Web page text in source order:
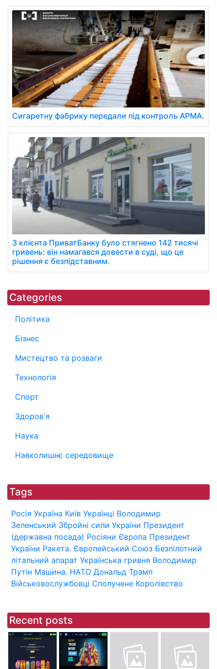
Сигаретну фабрику передали під контроль АРМА.
З клієнта ПриватБанку було стягнено 142 тисячі
гривень: він намагався довести в суді, що це
рішення є безпідставним.
Categories
Політика
Бізнес
Мистецтво та розваги
Технологія
Спорт
Здоров'я
Наука
Навколишнє середовище
Tags
Росія Україна Київ Українці Володимир
Зеленський Збройні сили України Президент
(державна посада) Росіяни Європа Президент
України Ракета. Європейський Союз Безпілотний
літальний апарат Українська гривня Володимир
Путін Машина. НАТО Дональд Трамп
Військовослужбовці Сполучене Королівство
Recent posts